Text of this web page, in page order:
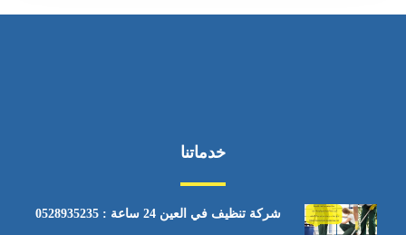
خدماتنا
شركة تنظيف في العين 24 ساعة : 0528935235